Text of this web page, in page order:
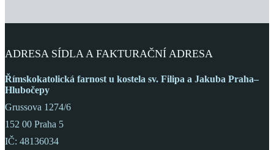
ADRESA SÍDLA A FAKTURAČNÍ ADRESA
Římskokatolická farnost u kostela sv. Filipa a Jakuba Praha–
Hlubočepy
Grussova 1274/6
152 00 Praha 5
IČ: 48136034